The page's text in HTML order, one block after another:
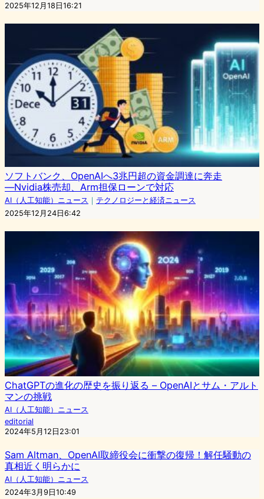
2025年12月18日16:21
ソフトバンク、OpenAIへ3兆円超の資金調達に奔走
―Nvidia株売却、Arm担保ローンで対応
AI（人工知能）ニュース ｜ テクノロジーと経済ニュース
2025年12月24日6:42
ChatGPTの進化の歴史を振り返る – OpenAIとサム・アルト
マンの挑戦
AI（人工知能）ニュース
editorial
2024年5月12日23:01
Sam Altman、OpenAI取締役会に衝撃の復帰！解任騒動の
真相近く明らかに
AI（人工知能）ニュース
2024年3月9日10:49